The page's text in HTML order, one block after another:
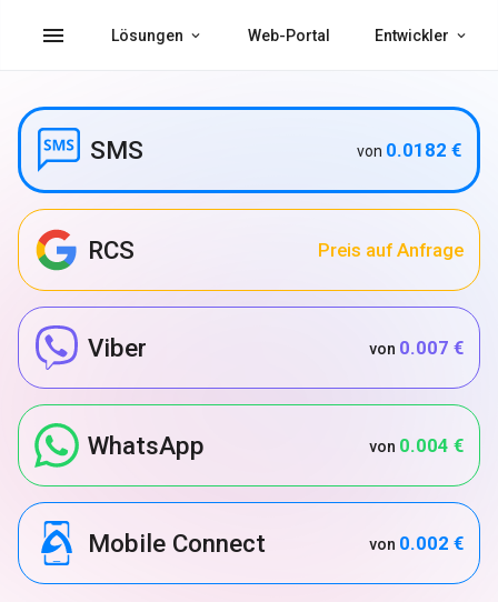
menu Lösungen Web-Portal Entwickler
SMS von 0.0182 €
RCS Preis auf Anfrage
Viber von 0.007 €
WhatsApp von 0.004 €
Mobile Connect von 0.002 €